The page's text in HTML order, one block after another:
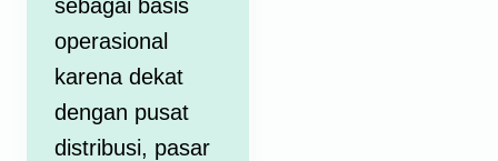
sebagai basis
operasional
karena dekat
dengan pusat
distribusi, pasar